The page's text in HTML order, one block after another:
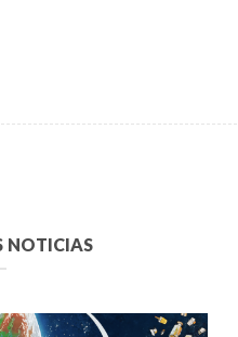
NOTICIAS